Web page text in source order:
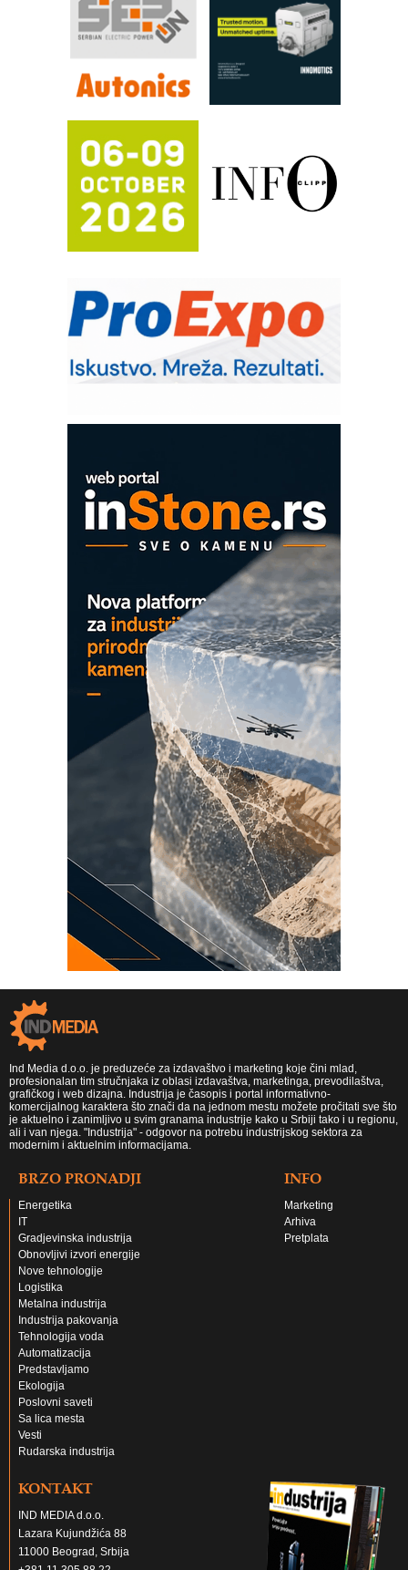
FANUC: Najbolje za vašu pametnu
automatizaciju
Efikasno upravljanje energijom
Automatizacija pakovanja · Display
Potpuna efikasnost bez složenih
sistema
Trajna oznaka kao dugoročna korist
Bezbednost na prvom mestu!
IB BLUMENAUER - više od 40 godina
poverenja u industriji
– Pametna signalizacija za efikasnije
upravljanje mašinama
Sigurnije ispitivanje transformatora u
solarnim elektranama i vetroparkovima
Pranje točkova na gradilištu- standard
Proizvodnja iC7 Hybrid 1500 VDC
COMBYPACK
EVOKS Maintenance Management
ROSA i SCHUNK podižu proizvodnju
Detekcija različitih oblika
Ind Media d.o.o. je preduzeće za izdavaštvo i marketing koje čini mlad,
profesionalan tim stručnjaka iz oblasi izdavaštva, marketinga, prevodilaštva,
grafičkog i web dizajna. Industrija je časopis i portal informativno-
komercijalnog karaktera što znači da na jednom mestu možete pročitati sve što
je aktuelno i zanimljivo u svim granama industrije kako u Srbiji tako i u regionu,
ali i van njega. "Industrija" - odgovor na potrebu industrijskog sektora za
modernim i aktuelnim informacijama.
BRZO PRONADJI
Energetika
IT
Gradjevinska industrija
Obnovljivi izvori energije
Nove tehnologije
Logistika
Metalna industrija
Industrija pakovanja
Tehnologija voda
Automatizacija
Predstavljamo
Ekologija
Poslovni saveti
Sa lica mesta
Vesti
Rudarska industrija
INFO
Marketing
Arhiva
Pretplata
KONTAKT
IND MEDIA d.o.o.
Lazara Kujundžića 88
11000 Beograd, Srbija